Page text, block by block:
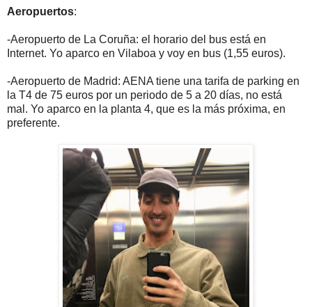
Aeropuertos:
-Aeropuerto de La Coruña: el horario del bus está en
Internet. Yo aparco en Vilaboa y voy en bus (1,55 euros).
-Aeropuerto de Madrid: AENA tiene una tarifa de parking en
la T4 de 75 euros por un periodo de 5 a 20 días, no está
mal. Yo aparco en la planta 4, que es la más próxima, en
preferente.